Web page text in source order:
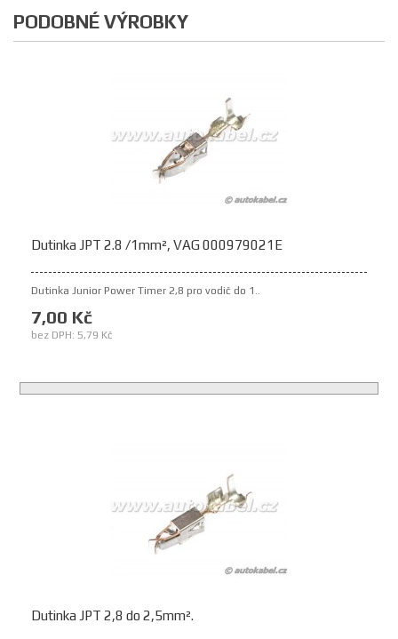
PODOBNÉ VÝROBKY
Dutinka JPT 2.8 /1mm², VAG 000979021E
Dutinka Junior Power Timer 2,8 pro vodič do 1..
7,00 Kč
bez DPH: 5,79 Kč
Dutinka JPT 2,8 do 2,5mm².